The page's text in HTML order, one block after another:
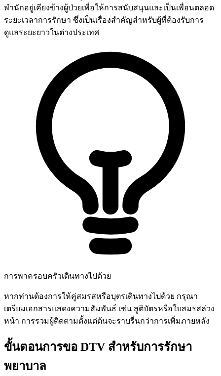
พำนักอยู่เคียงข้างผู้ป่วยเพื่อให้การสนับสนุนและเป็นเพื่อนตลอด
ระยะเวลาการรักษา ซึ่งเป็นเรื่องสำคัญสำหรับผู้ที่ต้องรับการ
ดูแลระยะยาวในต่างประเทศ
การพาครอบครัวเดินทางไปด้วย
หากท่านต้องการให้คู่สมรสหรือบุตรเดินทางไปด้วย กรุณา
เตรียมเอกสารแสดงความสัมพันธ์ เช่น สูติบัตรหรือใบสมรสล่วง
หน้า การรวมผู้ติดตามตั้งแต่ต้นจะราบรื่นกว่าการเพิ่มภายหลัง
ขั้นตอนการขอ DTV สำหรับการรักษา
พยาบาล